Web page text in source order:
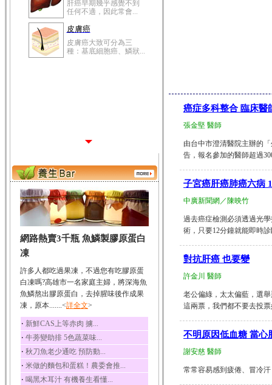
肝癌早期幾乎感覺不到
任何不適，因此常會...
皮膚癌
皮膚癌大致可分為三
種：基底細胞癌、鱗狀...
網路熱賣3千瓶 魚鱗製膠原蛋白
凍
許多人都吃過果凍，不過您有吃膠原蛋
白凍嗎?高雄市一名家庭主婦，將深海魚
魚鱗熬出膠原蛋白，去掉腥味後作成果
凍，原本.......<詳全文>
‧ 新鮮CAS上等赤肉 擄...
‧ 牛蒡變助排 5色蔬菜味...
‧ 秋刀魚老少通吃 預防動...
‧ 米做的麵包和蛋糕！農委會推...
‧ 喝黑木耳汁 有機養生看懂...
癌症多科整合 臨床醫
張金堅 醫師
由台中市澄清醫院主辦的
告，報名參加的醫師超過
子宮癌肝癌肺癌六病
中廣新聞網／陳映竹
過去癌症檢測必須透過光
術，只要12分鐘就能即時
對抗肝癌 也要變
許金川 醫師
老公偏綠，太太偏藍，選
這兩票，我們都不要去投票
不明原因低血糖 當心
謝安慈 醫師
常常容易感到疲倦、冒冷